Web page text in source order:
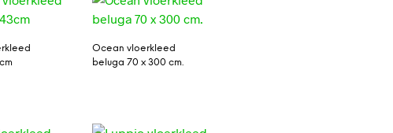
Ocean vloerkleed
beluga 70 x 300 cm.